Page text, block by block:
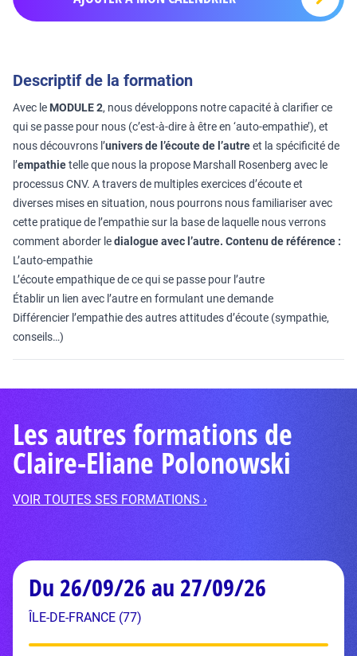
Descriptif de la formation
Avec le MODULE 2, nous développons notre capacité à clarifier ce
qui se passe pour nous (c’est-à-dire à être en ‘auto-empathie’), et
nous découvrons l’univers de l’écoute de l’autreet la spécificité de
l’empathietelle que nous la propose Marshall Rosenberg avec le
processus CNV. A travers de multiples exercices d’écoute et
diverses mises en situation, nous pourrons nous familiariser avec
cette pratique de l’empathie sur la base de laquelle nous verrons
comment aborder ledialogue avec l’autre. Contenu de référence :
L’auto-empathie
L’écoute empathique de ce qui se passe pour l’autre
Établir un lien avec l’autre en formulant une demande
Différencier l’empathie des autres attitudes d’écoute (sympathie,
conseils…)
Les autres formations de
Claire-Eliane Polonowski
VOIR TOUTES SES FORMATIONS ›
Du 26/09/26 au 27/09/26
ÎLE-DE-FRANCE (77)